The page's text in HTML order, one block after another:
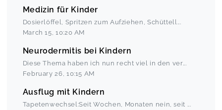
Medizin für Kinder
Dosierlöffel, Spritzen zum Aufziehen, Schüttell ...
March 15 ,10:20 AM
Neurodermitis bei Kindern
Diese Thema haben ich nun recht viel in den ver...
February 26 10:15 AM
Ausflug mit Kindern
Tapetenwechsel:Seit Wochen, Monaten nein, seit ...